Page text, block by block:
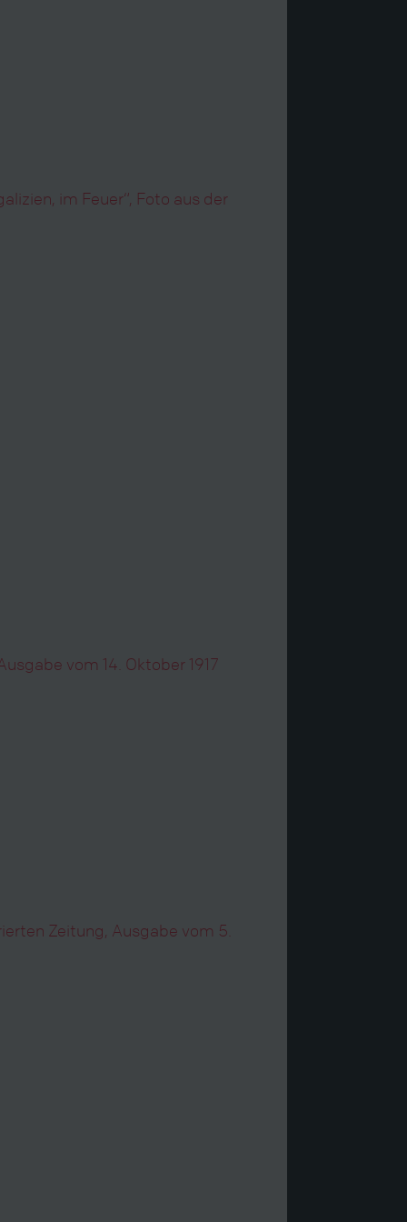
im Feuer“, Foto aus der
vom 14. Oktober 1917
Zeitung, Ausgabe vom 5.